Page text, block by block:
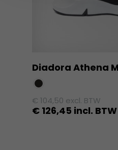
Diadora Athena
€ 104,50 excl. BTW
€ 126,45 incl. BTW